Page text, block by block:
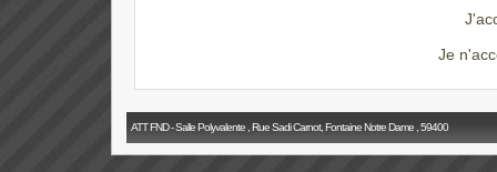
Je
ATT FND - Salle Polyvalente , Rue Sadi Carnot, Fontaine Notre Dame , 59400